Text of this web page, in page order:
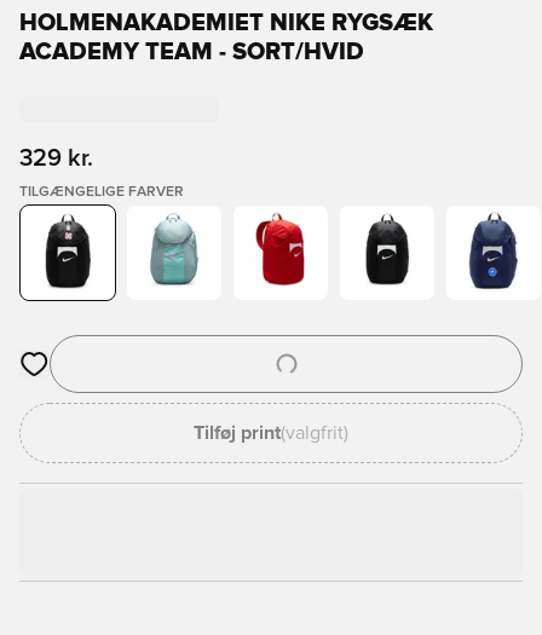
HOLMENAKADEMIET NIKE RYGSÆK
ACADEMY TEAM - SORT/HVID
329 kr.
TILGÆNGELIGE FARVER
Åbner en Modal til at logge ind eller tilmelde dig som medlem
Tilføj print(valgfrit)